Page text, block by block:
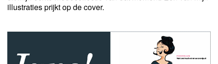
illustraties prijkt op de cover.